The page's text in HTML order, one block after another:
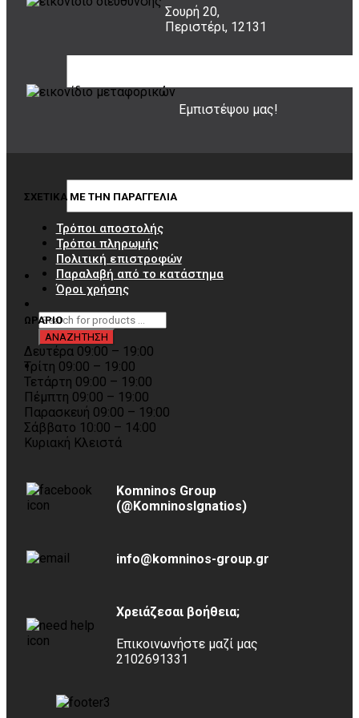
Σουρή 20,
Περιστέρι, 12131
Εμπιστέψου μας!
ΣΧΕΤΙΚΑ ΜΕ ΤΗΝ ΠΑΡΑΓΓΕΛΙΑ
Τρόποι αποστολής
Τρόποι πληρωμής
Πολιτική επιστροφών
Παραλαβή από το κατάστημα
Όροι χρήσης
ΩΡΑΡΙΟ
Δευτέρα 09:00 – 19:00
Τρίτη 09:00 – 19:00
Τετάρτη 09:00 – 19:00
Πέμπτη 09:00 – 19:00
Παρασκευή 09:00 – 19:00
Σάββατο 10:00 – 14:00
Κυριακή Κλειστά
Komninos Group
(@KomninosIgnatios)
info@komninos-group.gr
Χρειάζεσαι βοήθεια;
Επικοινωνήστε μαζί μας
2102691331